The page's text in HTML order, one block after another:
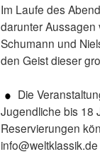
Im Laufe des
darunter Aussagen
Schumann und
den Geist dieser
Die
Jugendliche bis 18
Reservierungen